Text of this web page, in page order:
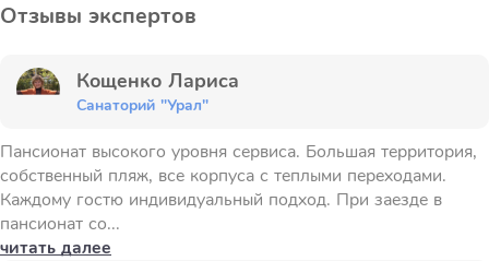
Отзывы экспертов
Кощенко Лариса
Санаторий "Урал"
Пансионат высокого уровня сервиса. Большая территория,
собственный пляж, все корпуса с теплыми переходами.
Каждому гостю индивидуальный подход. При заезде в
пансионат со...
читать далее